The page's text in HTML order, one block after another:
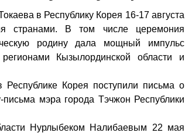
в Республику Корея 16-17 августа
странами. В том числе церемония
родину дала мощный импульс
Кызылординской области и
Корея поступили письма о
мэра города Тэчжон Республики
Нурлыбеком Налибаевым 22 мая